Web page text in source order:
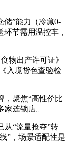
”能力（冷藏0-
节需用温控车，
物出产许可证》
入境货色查验检
聚焦“高性价比
连锁店。
“流量抢夺”转
”，场景适配性是